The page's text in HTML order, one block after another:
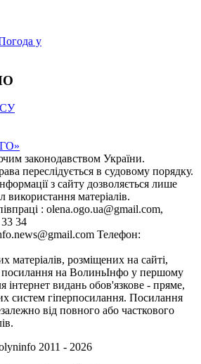
у
законодавством України.
переслідується в судовому порядку.
з сайту дозволяється лише
матеріалів.
: olena.ogo.ua@gmail.com,
34
Телефон:
матеріалів, розміщених на сайті,
посилання на ВолиньІнфо у першому
інтернет видань обов'язкове - пряме,
систем гіперпосилання. Посилання
від повного або часткового
2011 - 2026